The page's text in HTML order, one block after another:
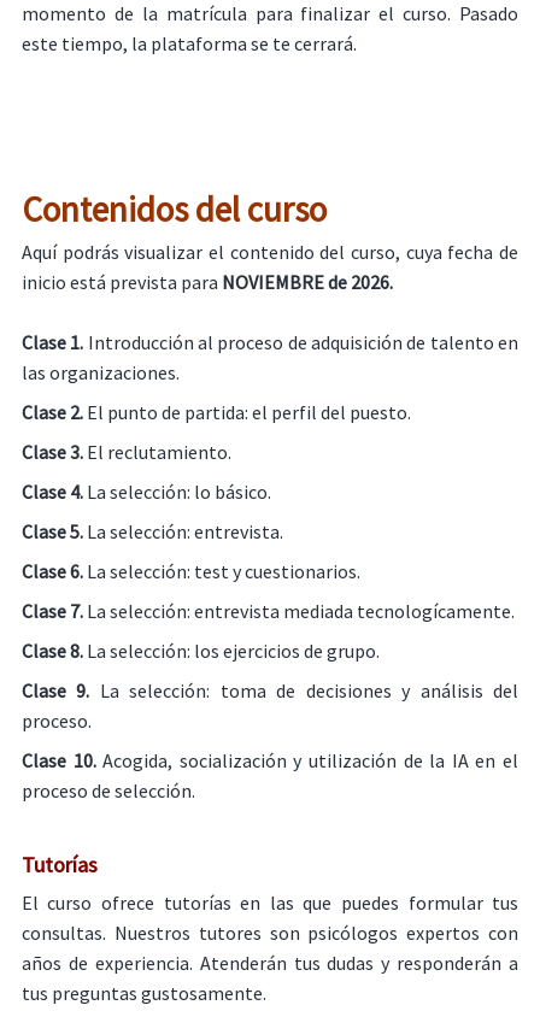
momento de la matrícula para finalizar el curso. Pasado
este tiempo, la plataforma se te cerrará.
Contenidos del curso
Aquí podrás visualizar el contenido del curso, cuya fecha de
inicio está prevista para NOVIEMBRE de 2026.
Clase 1. Introducción al proceso de adquisición de talento en
las organizaciones.
Clase 2. El punto de partida: el perfil del puesto.
Clase 3. El reclutamiento.
Clase 4.La selección: lo básico.
Clase 5.La selección: entrevista.
Clase 6. La selección: test y cuestionarios.
Clase 7. La selección: entrevista mediada tecnologícamente.
Clase 8. La selección: los ejercicios de grupo.
Clase 9. La selección: toma de decisiones y análisis del
proceso.
Clase 10.Acogida, socialización y utilización de la IA en el
proceso de selección.
Tutorías
El curso ofrece tutorías en las que puedes formular tus
consultas. Nuestros tutores son psicólogos expertos con
años de experiencia. Atenderán tus dudas y responderán a
tus preguntas gustosamente.